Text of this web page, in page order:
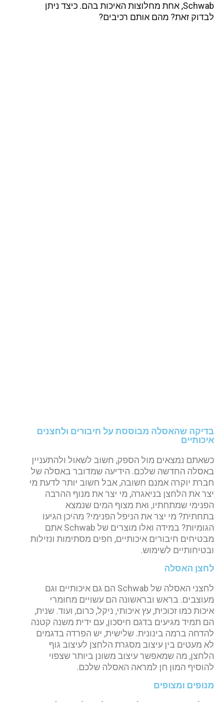
Schwab, אחת מחלוצות האיכות בהם. כיצד ניתן
לבדוק זאת? מהם אותם רכיבים?
בדיקה שהאסלה מבוססת על חיבורים ולחצנים
איכותיים
כשאתם נמצאים מול הספק, חשוב לשאול ולהתעניין
באסלה החדשה שלכם. הידיעה שמדובר באסלה של
חברת יוקרה אמנם חשובה, אבל חשוב יותר לדעת מי
יצר את הלחצן בניאגרה, מי יצר את מנוף ההרבה
הפנימי שמתחתיו, ואת מצוף המים שנמצא
בתחתית? מי יצר את הניפל הפנימי? מהיכן הגיעו
הגומיות? במידה ואלו מוצרים של Schwab אתם
מבטיחים חיבורים איכותיים, חפים מסתימות ונזילות
ובטיחותיים לשימוש.
לחצן האסלה
לחצני האסלה של Schwab הם גם איכותיים וגם
מעוצבים. בראש ובראשונה הם עשויים מחומרי
איכות כמו זכוכית, עץ איכותי, ניקל, כרום, ועוד. שנית,
הם תמיד מגיעים בדגם חיסכון, עם ידית משנה קטנה
להדחה ברמה בינונית. שלישית, יש הפרדה בדגמים
לא מעטים בין עיצוב מסגרת הלחצן לעיצוב גוף
הלחצן, מה שמאפשר עיצוב משונן ביותר שצפוי
להוסיף המון חן למראה האסלה שלכם.
מנופים ומצופים